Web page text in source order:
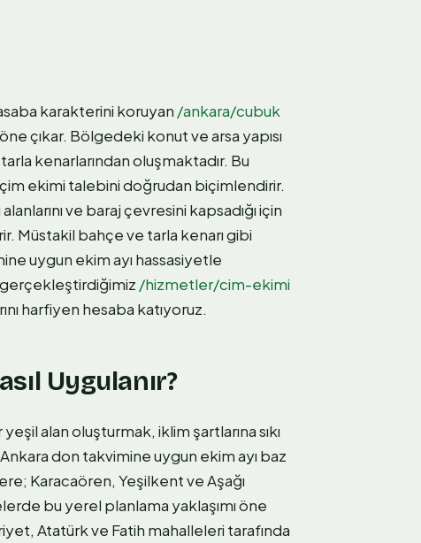
karakterini koruyan /ankara/cubuk
çıkar. Bölgedeki konut ve arsa yapısı
kenarlarından oluşmaktadır. Bu
çim ekimi talebini doğrudan biçimlendirir.
ve baraj çevresini kapsadığı için
Müstakil bahçe ve tarla kenarı gibi
uygun ekim ayı hassasiyetle
gerçekleştirdiğimiz /hizmetler/cim-ekimi
harfiyen hesaba katıyoruz.
Uygulanır?
alan oluşturmak, iklim şartlarına sıkı
don takvimine uygun ekim ayı baz
Karacaören, Yeşilkent ve Aşağı
bu yerel planlama yaklaşımı öne
Atatürk ve Fatih mahalleleri tarafında